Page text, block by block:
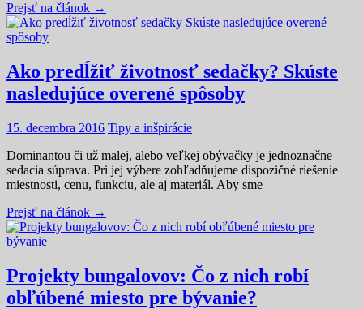
Prejsť na článok →
Ako predĺžiť životnosť sedačky? Skúste
nasledujúce overené spôsoby
15. decembra 2016 Tipy a inšpirácie
Dominantou či už malej, alebo veľkej obývačky je jednoznačne
sedacia súprava. Pri jej výbere zohľadňujeme dispozičné riešenie
miestnosti, cenu, funkciu, ale aj materiál. Aby sme
Prejsť na článok →
Projekty bungalovov: Čo z nich robí
obľúbené miesto pre bývanie?